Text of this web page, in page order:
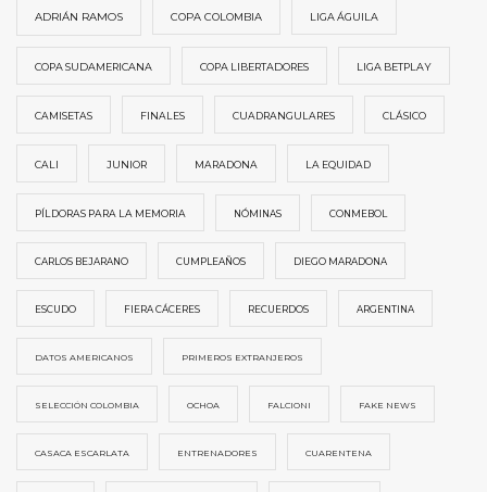
ADRIÁN RAMOS COPA COLOMBIA LIGA ÁGUILA
COPA SUDAMERICANA COPA LIBERTADORES LIGA BETPLAY
CAMISETAS FINALES CUADRANGULARES CLÁSICO
CALI JUNIOR MARADONA LA EQUIDAD
PÍLDORAS PARA LA MEMORIA NÓMINAS CONMEBOL
CARLOS BEJARANO CUMPLEAÑOS DIEGO MARADONA
ESCUDO FIERA CÁCERES RECUERDOS ARGENTINA
DATOS AMERICANOS PRIMEROS EXTRANJEROS
SELECCIÓN COLOMBIA OCHOA FALCIONI FAKE NEWS
CASACA ESCARLATA ENTRENADORES CUARENTENA